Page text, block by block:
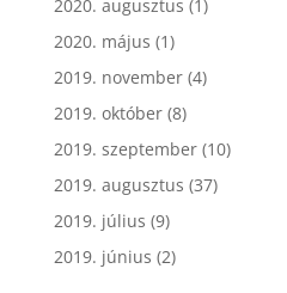
2020. augusztus (1)
2020. május (1)
2019. november(4)
2019. október(8)
2019. szeptember(10)
2019. augusztus (37)
2019. július (9)
2019. június (2)